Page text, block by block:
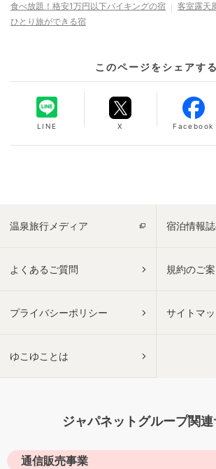
食べ放題！格安1万円以下バイキングの宿
客室露天
ひとり旅ができる宿
このページをシェアする
LINE X Facebook
温泉旅行メディア 宿泊情報
よくあるご質問 規約のご
プライバシーポリシー サイトマ
ゆこゆことは
ジャパネットグループ関連
通信販売事業